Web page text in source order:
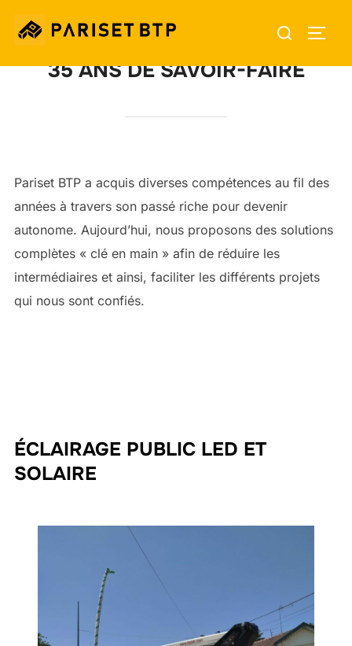
35 ANS DE SAVOIR-FAIRE
Pariset BTP a acquis diverses compétences au fil des
années à travers son passé riche pour devenir
autonome. Aujourd’hui, nous proposons des solutions
complètes « clé en main » afin de réduire les
intermédiaires et ainsi, faciliter les différents projets
qui nous sont confiés.
ÉCLAIRAGE PUBLIC LED ET
SOLAIRE